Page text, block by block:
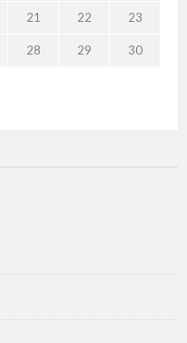
21 22 23
28 29 30